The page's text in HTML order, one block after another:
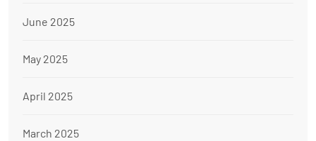
June 2025
May 2025
April 2025
March 2025